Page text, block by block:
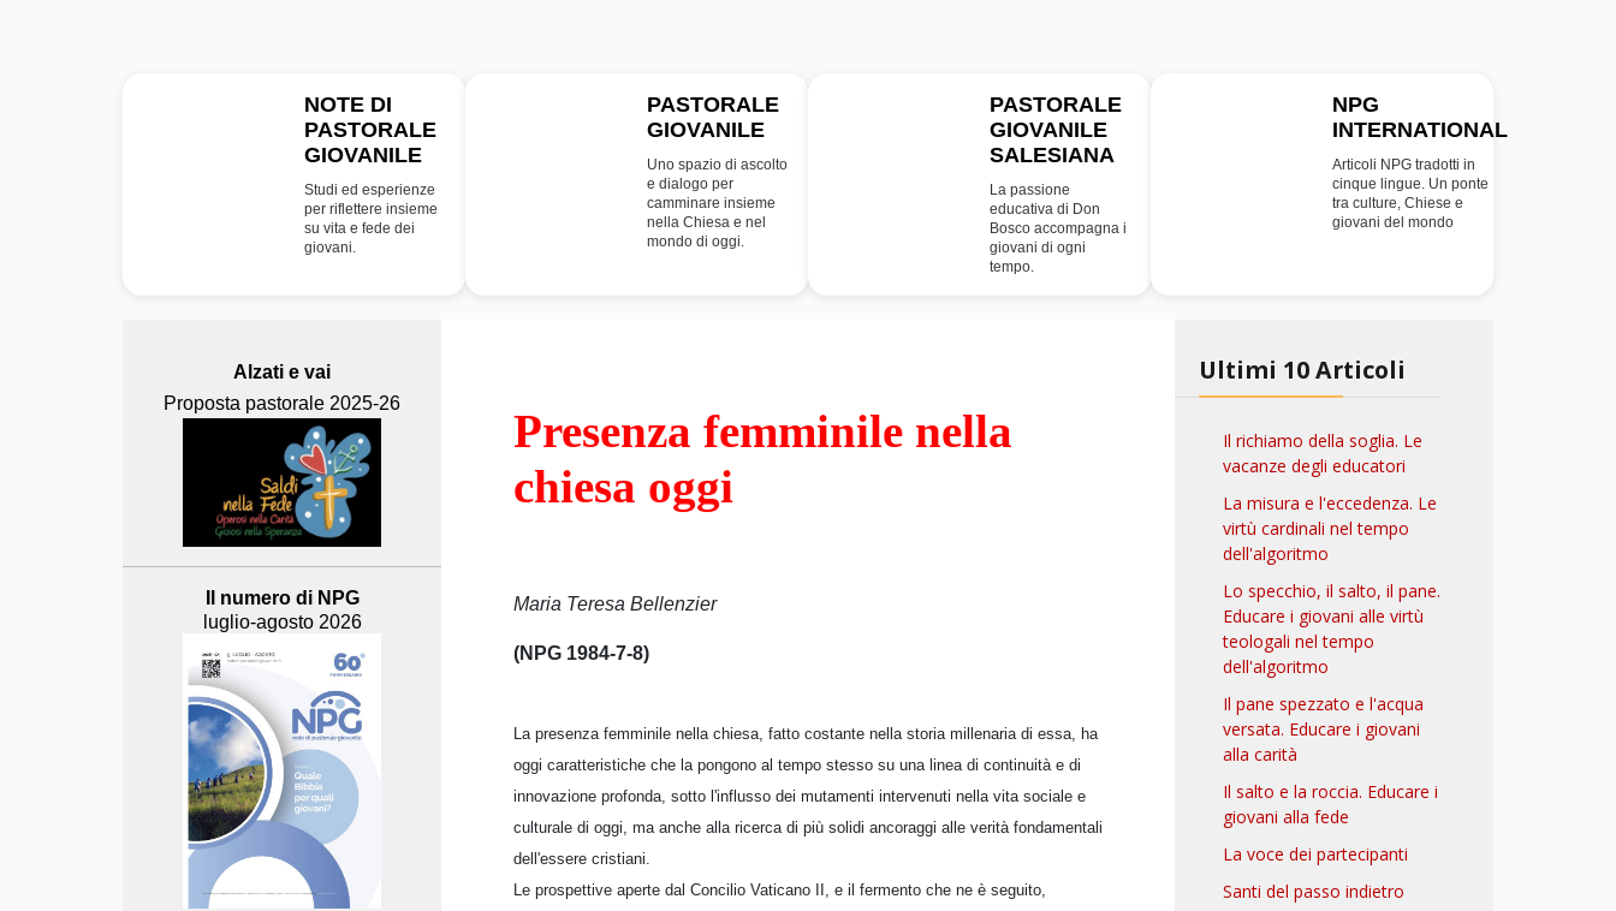
NOTE DI
PASTORALE
GIOVANILE
Studi ed esperienze
per riflettere insieme
su vita e fede dei
giovani.
PASTORALE
GIOVANILE
Uno spazio di ascolto
e dialogo per
camminare insieme
nella Chiesa e nel
mondo di oggi.
PASTORALE
GIOVANILE
SALESIANA
La passione
educativa di Don
Bosco accompagna i
giovani di ogni
tempo.
NPG
INTERNATIONAL
Articoli NPG tradotti in
cinque lingue. Un ponte
tra culture, Chiese e
giovani del mondo
Alzati e vai
Proposta pastorale 2025-26
Il numero di NPG
luglio-agosto 2026
Presenza femminile nella
chiesa oggi
Maria Teresa Bellenzier
(NPG 1984-7-8)
La presenza femminile nella chiesa, fatto costante nella storia millenaria di essa, ha
oggi caratteristiche che la pongono al tempo stesso su una linea di continuità e di
innovazione profonda, sotto l'influsso dei mutamenti intervenuti nella vita sociale e
culturale di oggi, ma anche alla ricerca di più solidi ancoraggi alle verità fondamentali
dell'essere cristiani.
Le prospettive aperte dal Concilio Vaticano II, e il fermento che ne è seguito,
Ultimi 10 Articoli
Il richiamo della soglia. Le
vacanze degli educatori
La misura e l'eccedenza. Le
virtù cardinali nel tempo
dell'algoritmo
Lo specchio, il salto, il pane.
Educare i giovani alle virtù
teologali nel tempo
dell'algoritmo
Il pane spezzato e l'acqua
versata. Educare i giovani
alla carità
Il salto e la roccia. Educare i
giovani alla fede
La voce dei partecipanti
Santi del passo indietro